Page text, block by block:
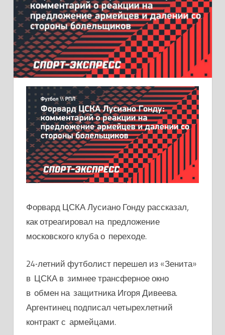
Форвард ЦСКА Лусиано Гонду рассказал,
как отреагировал на предложение
московского клуба о переходе.
24-летний футболист перешел из «Зенита»
в ЦСКА в зимнее трансферное окно
в обмен на защитника Игоря Дивеева.
Аргентинец подписал четырехлетний
контракт с армейцами.